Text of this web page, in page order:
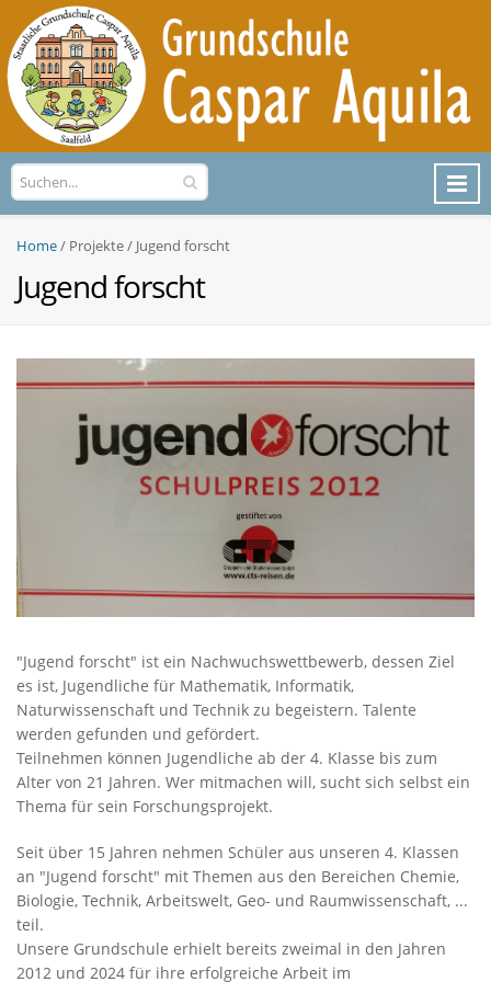
Home Projekte / Jugend forscht
Jugend forscht
"Jugend forscht" ist ein Nachwuchswettbewerb, dessen Ziel
es ist, Jugendliche für Mathematik, Informatik,
Naturwissenschaft und Technik zu begeistern. Talente
werden gefunden und gefördert.
Teilnehmen können Jugendliche ab der 4. Klasse bis zum
Alter von 21 Jahren. Wer mitmachen will, sucht sich selbst ein
Thema für sein Forschungsprojekt.
Seit über 15 Jahren nehmen Schüler aus unseren 4. Klassen
an "Jugend forscht" mit Themen aus den Bereichen Chemie,
Biologie, Technik, Arbeitswelt, Geo- und Raumwissenschaft, ...
teil.
Unsere Grundschule erhielt bereits zweimal in den Jahren
2012 und 2024 für ihre erfolgreiche Arbeit im